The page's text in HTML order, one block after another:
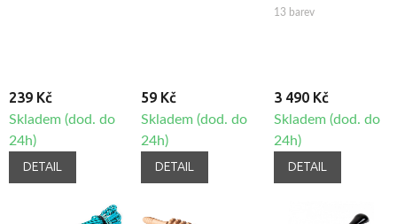
239 Kč
Skladem (dod. do
24h)
DETAIL
59 Kč
Skladem (dod. do
24h)
DETAIL
13 barev
3 490 Kč
Skladem (dod. do
24h)
DETAIL